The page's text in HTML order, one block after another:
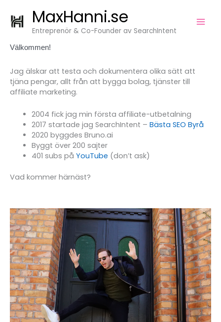
innehåll
MaxHanni.se
Entreprenör & Co-Founder av SearchIntent
Välkommen!
Jag älskar att testa och dokumentera olika sätt att
tjäna pengar, allt från att bygga bolag, tjänster till
affiliate marketing.
2004 fick jag min första affiliate-utbetalning
2017 startade jag SearchIntent – Bästa SEO Byrå
2020 byggdes Bruno.ai
Byggt över 200 sajter
401 subs på YouTube (don’t ask)
Vad kommer härnäst?
Kategorier